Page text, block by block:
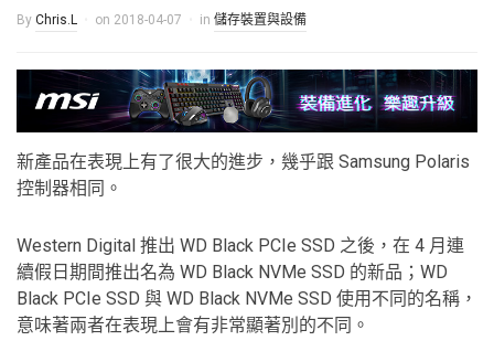
By Chris.L on 2018-04-07 in 儲存裝置與設備
新產品在表現上有了很大的進步，幾乎跟 Samsung Polaris
控制器相同。
Western Digital 推出 WD Black PCIe SSD 之後，在 4 月連
續假日期間推出名為 WD Black NVMe SSD 的新品；WD
Black PCIe SSD 與 WD Black NVMe SSD 使用不同的名稱，
意味著兩者在表現上會有非常顯著別的不同。